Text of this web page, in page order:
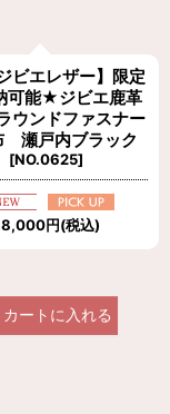
ビエレザー】限定
可能★ジビエ鹿革
ウンドファスナー
瀬戸内ブラック
[NO.0625]
円(税込)
カートに入れる